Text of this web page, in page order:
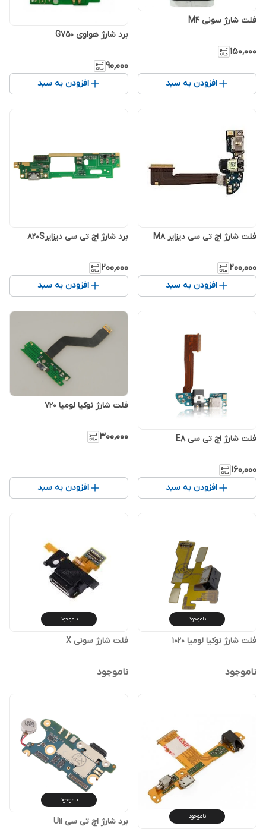
فلت شارژ سونی M4
۱۵۰٬۰۰۰
افزودن به سبد
برد شارژ هواوی G750
۹۰٬۰۰۰
افزودن به سبد
فلت شارژ اچ تی سی دیزایر M8
۲۰۰٬۰۰۰
افزودن به سبد
برد شارژ اچ تی سی دیزایر820S
۲۰۰٬۰۰۰
افزودن به سبد
فلت شارژ اچ تی سی E8
۱۶۰٬۰۰۰
افزودن به سبد
فلت شارژ نوکیا لومیا 720
۳۰۰٬۰۰۰
افزودن به سبد
ناموجود
فلت شارژ نوکیا لومیا 1020
ناموجود
ناموجود
فلت شارژ سونی X
ناموجود
ناموجود
ناموجود
برد شارژ اچ تی سی U11